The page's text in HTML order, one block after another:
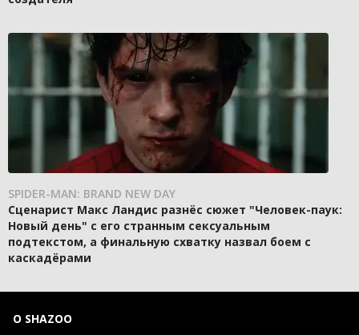
SPIDER-MAN: BRAND NEW DAY
Сценарист Макс Ландис разнёс сюжет "Человек-паук:
Новый день" с его странным сексуальным
подтекстом, а финальную схватку назвал боем с
каскадёрами
О SHAZOO